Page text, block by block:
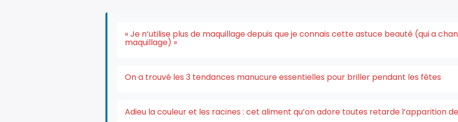
« Je n’utilise plus de maquillage depuis que je connais cette astuce beauté (qui a
maquillage) »
On a trouvé les 3 tendances manucure essentielles pour briller pendant les fêtes
Adieu la couleur et les racines : cet aliment qu’on adore toutes retarde l’apparition